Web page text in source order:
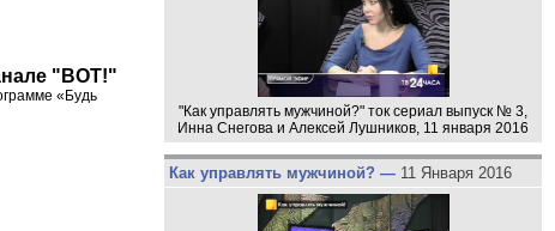
"ВОТ!"
«Будь
"Как управлять мужчиной?" ток сериал выпуск № 3,
Инна Снегова и Алексей Лушников, 11 января 2016
Как управлять мужчиной? — 11 Января 2016